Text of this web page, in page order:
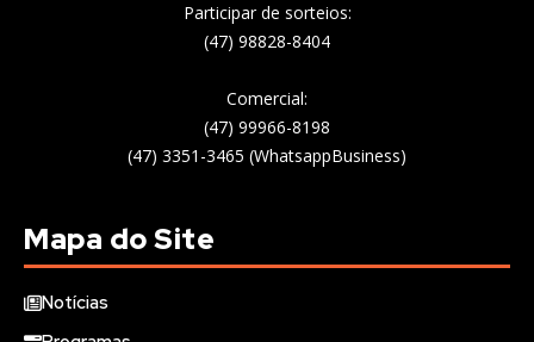
Participar de sorteios:
(47) 98828-8404
Comercial:
(47) 99966-8198
(47) 3351-3465 (WhatsappBusiness)
Mapa do Site
Notícias